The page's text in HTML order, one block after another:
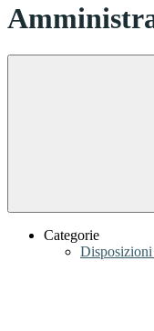
Categorie
Disposizioni